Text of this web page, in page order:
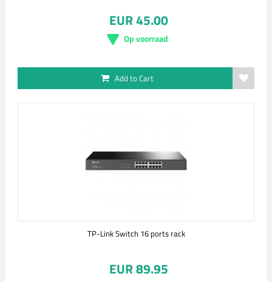
EUR 45.00
Op voorraad
Add to Cart
TP-Link Switch 16 ports rack
EUR 89.95